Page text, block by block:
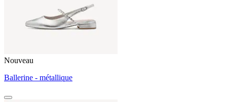
Nouveau
Ballerine - métallique